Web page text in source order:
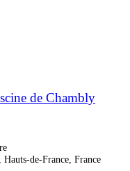
de Chambly
de-France, France